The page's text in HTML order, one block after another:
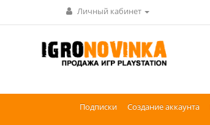
Личный кабинет
Подписки Создание аккаунта